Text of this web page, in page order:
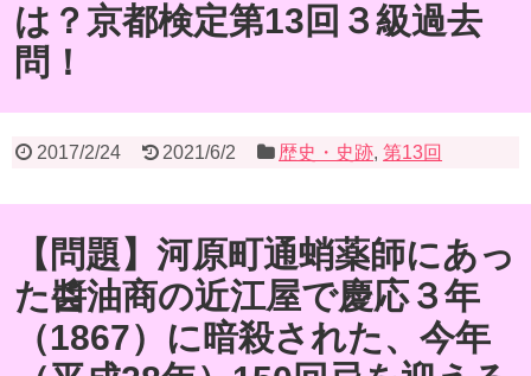
は？京都検定第13回３級過去
問！
2017/2/24 2021/6/2 歴史・史跡,第13回
【問題】河原町通蛸薬師にあっ
た醬油商の近江屋で慶応３年
（1867）に暗殺された、今年